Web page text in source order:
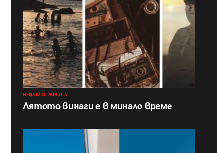
НЕЩАТА ОТ ЖИВОТА
Лятото винаги е в минало време